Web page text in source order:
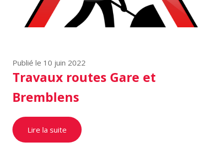
Publié le 10 juin 2022
Travaux routes Gare et
Bremblens
Lire la suite